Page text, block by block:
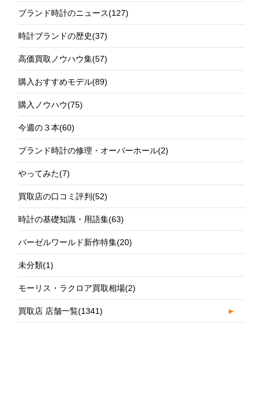
ブランド時計のニュース(127)
時計ブランドの歴史(37)
高価買取ノウハウ集(57)
購入おすすめモデル(89)
購入ノウハウ(75)
今週の３本(60)
ブランド時計の修理・オーバーホール(2)
やってみた(7)
買取店の口コミ評判(52)
時計の基礎知識・用語集(63)
バーゼルワールド新作特集(20)
未分類(1)
モーリス・ラクロア買取相場(2)
買取店 店舗一覧(1341) ►